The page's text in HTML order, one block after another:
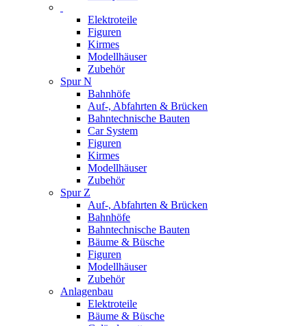
Elektroteile
Figuren
Kirmes
Modellhäuser
Zubehör
Spur N
Bahnhöfe
Auf-, Abfahrten & Brücken
Bahntechnische Bauten
Car System
Figuren
Kirmes
Modellhäuser
Zubehör
Spur Z
Auf-, Abfahrten & Brücken
Bahnhöfe
Bahntechnische Bauten
Bäume & Büsche
Figuren
Modellhäuser
Zubehör
Anlagenbau
Elektroteile
Bäume & Büsche